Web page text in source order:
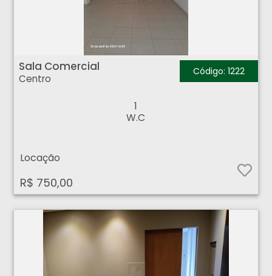
Sala Comercial - Centro - Ribeirão Preto
Sala Comercial
Centro
Código: 1222
1
W.C
Locação
R$ 750,00